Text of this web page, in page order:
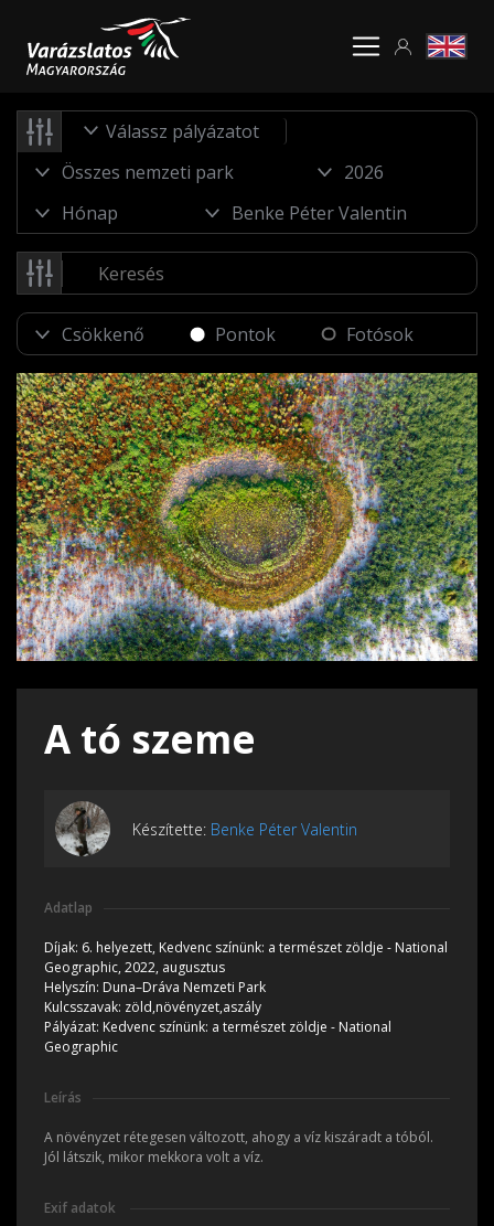
Válassz pályázatot
Pontok Fotósok
A tó szeme
Készítette: Benke Péter Valentin
Adatlap
Díjak: 6. helyezett, Kedvenc színünk: a természet zöldje - National
Geographic, 2022, augusztus
Helyszín: Duna–Dráva Nemzeti Park
Kulcsszavak: zöld,növényzet,aszály
Pályázat: Kedvenc színünk: a természet zöldje - National
Geographic
Leírás
A növényzet rétegesen változott, ahogy a víz kiszáradt a tóból.
Jól látszik, mikor mekkora volt a víz.
Exif adatok